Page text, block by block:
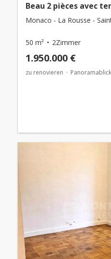
Beau 2 pièces avec
Monaco - La Rousse -
50 m² 2Zimmer
1.950.000 €
zu renovieren Panoramablick